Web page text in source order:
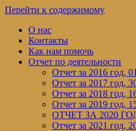
Перейти к содержимому
О нас
Контакты
Как нам помочь
Отчет по деятельности
Отчет за 2016 год,
Отчет за 2017 год,
Отчет за 2018 год,
Отчет за 2019 год,
ОТЧЕТ ЗА 2020
Отчет за 2021 год,